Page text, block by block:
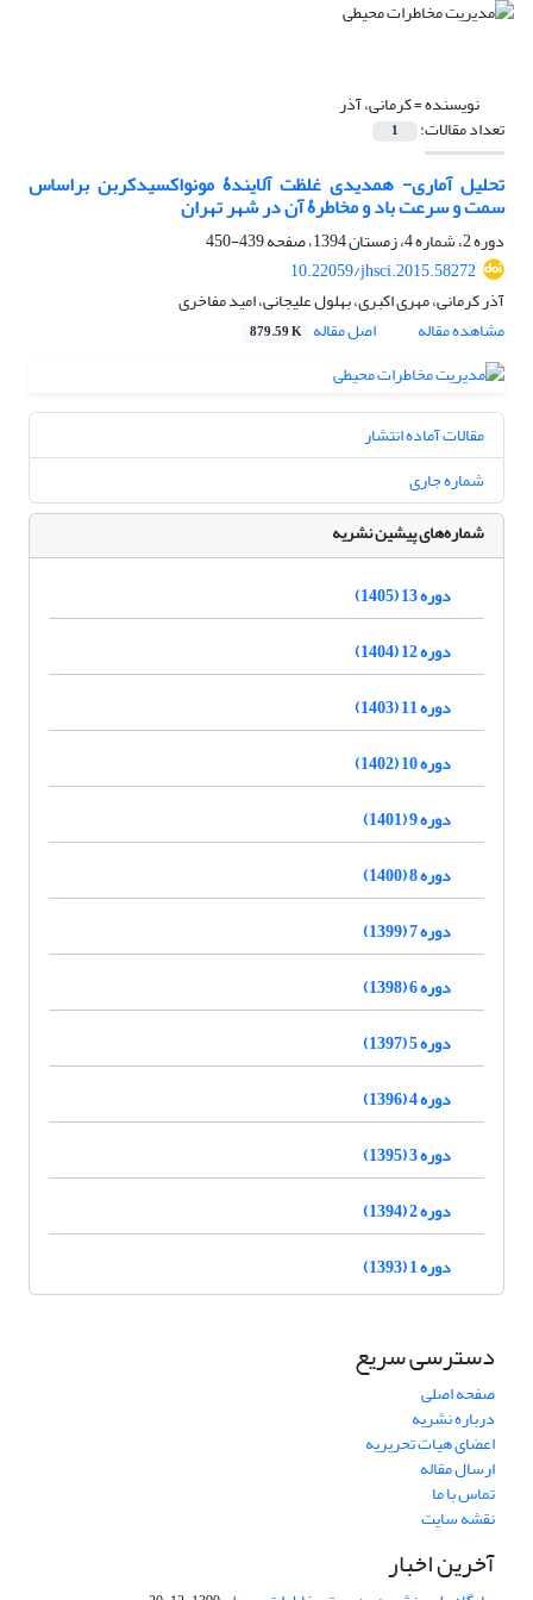
نویسنده =کرمانی، آذر
تعداد مقالات: 1
تحلیل آماری- همدیدی غلظت آلایندۀ مونواکسیدکربن بر‌اساس
سمت و سرعت باد و مخاطرۀ آن در شهر تهران
دوره 2، شماره 4، زمستان 1394، صفحه
439-450
10.22059/jhsci.2015.58272
آذر کرمانی، مهری اکبری، بهلول علیجانی، امید مفاخری
مشاهده مقاله
اصل مقاله 879.59 K
مقالات آماده انتشار
شماره جاری
شماره‌های پیشین نشریه
دوره 13 (1405)
دوره 12 (1404)
دوره 11 (1403)
دوره 10 (1402)
دوره 9 (1401)
دوره 8 (1400)
دوره 7 (1399)
دوره 6 (1398)
دوره 5 (1397)
دوره 4 (1396)
دوره 3 (1395)
دوره 2 (1394)
دوره 1 (1393)
دسترسی سریع
صفحه اصلی
درباره نشریه
اعضای هیات تحریریه
ارسال مقاله
تماس با ما
نقشه سایت
آخرین اخبار